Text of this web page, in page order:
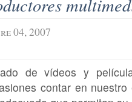
04, 2007
de vídeos y
contar en